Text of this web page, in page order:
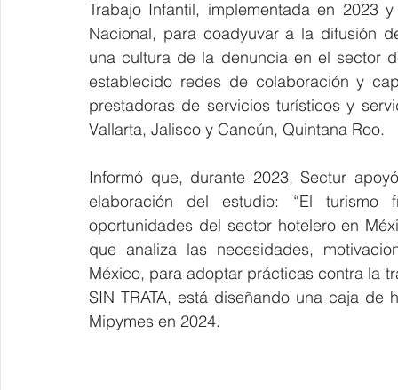
Trabajo Infantil, implementada en
Nacional, para coadyuvar a la difusión
una cultura de la denuncia en el sector
establecido redes de colaboración y
prestadoras de servicios turísticos y
Vallarta, Jalisco y Cancún, Quintana Roo.
Informó que, durante 2023, Sectur
elaboración del estudio: “El
oportunidades del sector hotelero en
que analiza las necesidades,
México, para adoptar prácticas contra la
SIN TRATA, está diseñando una caja
Mipymes en 2024.